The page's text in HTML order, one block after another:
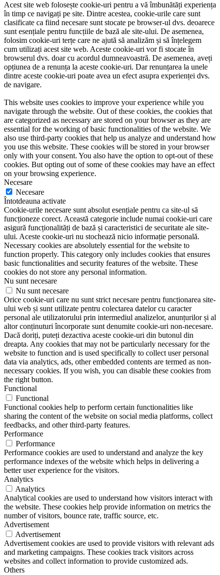
Acest site web folosește cookie-uri pentru a vă îmbunătăți experiența
în timp ce navigați pe site. Dintre acestea, cookie-urile care sunt
clasificate ca fiind necesare sunt stocate pe browser-ul dvs. deoarece
sunt esențiale pentru funcțiile de bază ale site-ului. De asemenea,
folosim cookie-uri terțe care ne ajută să analizăm și să înțelegem
cum utilizați acest site web. Aceste cookie-uri vor fi stocate în
browserul dvs. doar cu acordul dumneavoastră. De asemenea, aveți
opțiunea de a renunța la aceste cookie-uri. Dar renunțarea la unele
dintre aceste cookie-uri poate avea un efect asupra experienței dvs.
de navigare.
This website uses cookies to improve your experience while you
navigate through the website. Out of these cookies, the cookies that
are categorized as necessary are stored on your browser as they are
essential for the working of basic functionalities of the website. We
also use third-party cookies that help us analyze and understand how
you use this website. These cookies will be stored in your browser
only with your consent. You also have the option to opt-out of these
cookies. But opting out of some of these cookies may have an effect
on your browsing experience.
Necesare
Necesare
Întotdeauna activate
Cookie-urile necesare sunt absolut esențiale pentru ca site-ul să
funcționeze corect. Această categorie include numai cookie-uri care
asigură funcționalități de bază și caracteristici de securitate ale site-
ului. Aceste cookie-uri nu stochează nicio informație personală.
Necessary cookies are absolutely essential for the website to
function properly. This category only includes cookies that ensures
basic functionalities and security features of the website. These
cookies do not store any personal information.
Nu sunt necesare
Nu sunt necesare
Orice cookie-uri care nu sunt strict necesare pentru funcționarea site-
ului web și sunt utilizate pentru colectarea datelor cu caracter
personal ale utilizatorului prin intermediul analizelor, anunțurilor și al
altor conținuturi încorporate sunt denumite cookie-uri non-necesare.
Dacă doriți, puteți dezactiva aceste cookie-uri din butonul din
dreapta. Any cookies that may not be particularly necessary for the
website to function and is used specifically to collect user personal
data via analytics, ads, other embedded contents are termed as non-
necessary cookies. If you wish, you can disable these cookies from
the right button.
Functional
Functional
Functional cookies help to perform certain functionalities like
sharing the content of the website on social media platforms, collect
feedbacks, and other third-party features.
Performance
Performance
Performance cookies are used to understand and analyze the key
performance indexes of the website which helps in delivering a
better user experience for the visitors.
Analytics
Analytics
Analytical cookies are used to understand how visitors interact with
the website. These cookies help provide information on metrics the
number of visitors, bounce rate, traffic source, etc.
Advertisement
Advertisement
Advertisement cookies are used to provide visitors with relevant ads
and marketing campaigns. These cookies track visitors across
websites and collect information to provide customized ads.
Others